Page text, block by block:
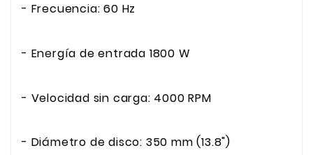
- Frecuencia: 60 Hz
- Energía de entrada 1800 W
- Velocidad sin carga: 4000 RPM
- Diámetro de disco: 350 mm (13.8")